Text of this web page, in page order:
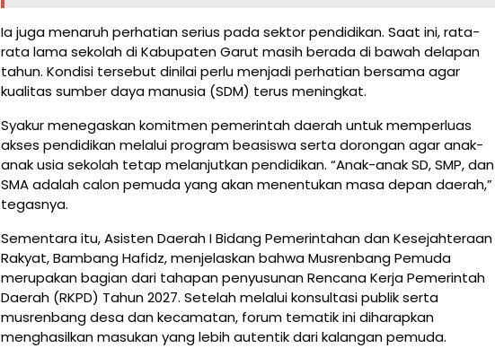
Ia juga menaruh perhatian serius pada sektor pendidikan. Saat ini, rata-
rata lama sekolah di Kabupaten Garut masih berada di bawah delapan
tahun. Kondisi tersebut dinilai perlu menjadi perhatian bersama agar
kualitas sumber daya manusia (SDM) terus meningkat.
Syakur menegaskan komitmen pemerintah daerah untuk memperluas
akses pendidikan melalui program beasiswa serta dorongan agar anak-
anak usia sekolah tetap melanjutkan pendidikan. “Anak-anak SD, SMP, dan
SMA adalah calon pemuda yang akan menentukan masa depan daerah,”
tegasnya.
Sementara itu, Asisten Daerah I Bidang Pemerintahan dan Kesejahteraan
Rakyat, Bambang Hafidz, menjelaskan bahwa Musrenbang Pemuda
merupakan bagian dari tahapan penyusunan Rencana Kerja Pemerintah
Daerah (RKPD) Tahun 2027. Setelah melalui konsultasi publik serta
musrenbang desa dan kecamatan, forum tematik ini diharapkan
menghasilkan masukan yang lebih autentik dari kalangan pemuda.